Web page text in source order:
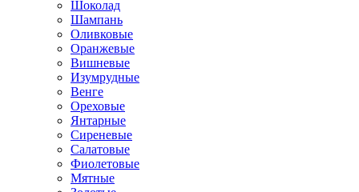
Шоколад
Шампань
Оливковые
Оранжевые
Вишневые
Изумрудные
Венге
Ореховые
Янтарные
Сиреневые
Салатовые
Фиолетовые
Мятные